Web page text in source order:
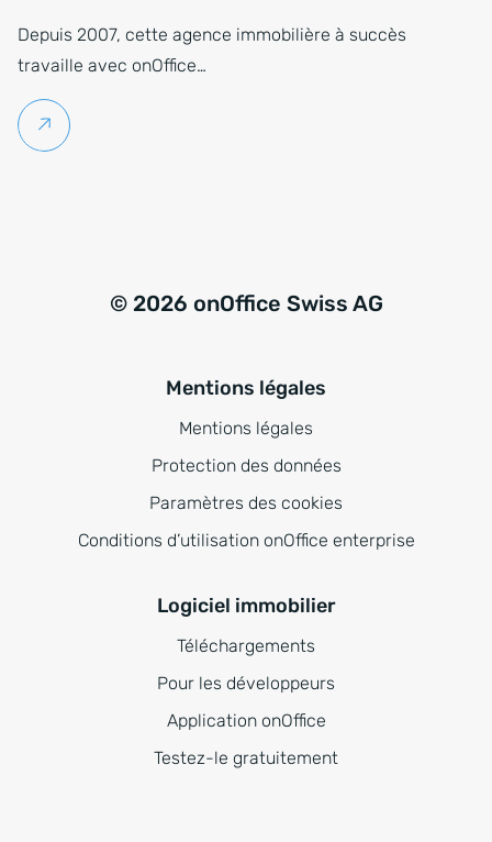
Depuis 2007, cette agence immobilière à succès
travaille avec onOffice…
Lire la suite
© 2026 onOffice Swiss AG
Mentions légales
Mentions légales
Protection des données
Paramètres des cookies
Conditions d’utilisation onOffice enterprise
Logiciel immobilier
Téléchargements
Pour les développeurs
Application onOffice
Testez-le gratuitement